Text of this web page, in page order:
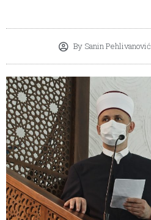
BySanin Pehlivanović